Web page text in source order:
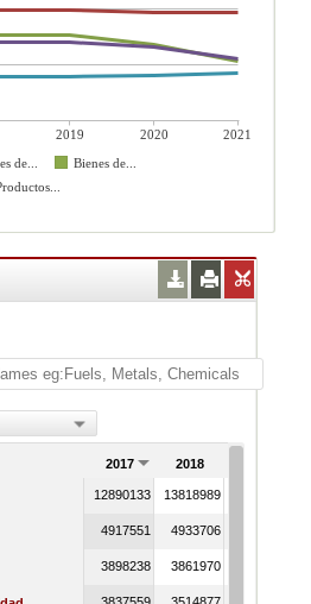
2019 2020
2021
de...
Bienes de...
2017 2018
12890133 13818989
4917551 4933706
3898238 3861970
3837559 3514877